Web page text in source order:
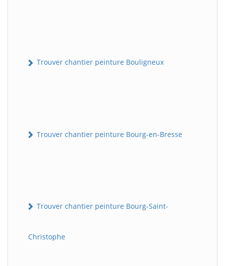
Trouver chantier peinture Bouligneux
Trouver chantier peinture Bourg-en-Bresse
Trouver chantier peinture Bourg-Saint-
Christophe